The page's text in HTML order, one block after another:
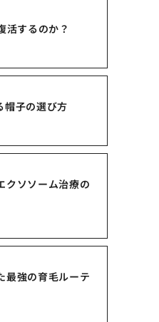
活するのか？
帽子の選び方
クソソーム治療の
最強の育毛ルーテ